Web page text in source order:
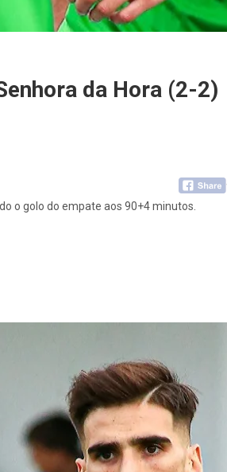
da Hora (2-2)
o golo do empate aos 90+4 minutos.